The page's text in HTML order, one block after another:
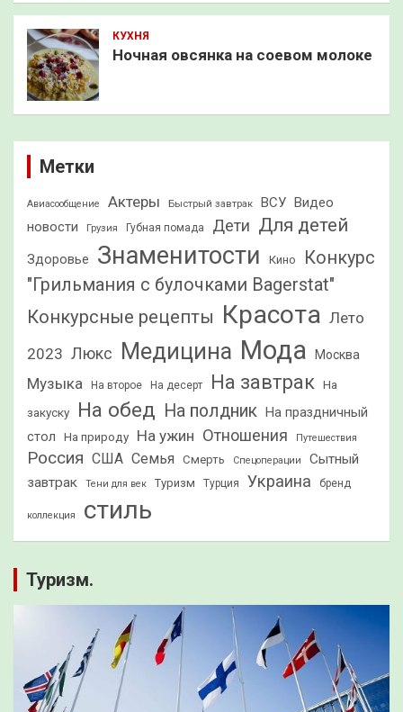
КУХНЯ
Ночная овсянка на соевом молоке
Метки
Авиасообщение Актеры Быстрый завтрак ВСУ
Видео
новости
Грузия Губная помада Дети Для детей
Здоровье Знаменитости Кино
Конкурс
"Грильмания с булочками Bagerstat"
Конкурсные рецепты Красота Лето
2023 Люкс Медицина Мода Москва
Музыка На второе На десерт На завтрак На
закуску На обед На полдник
На праздничный
стол
На природу На ужин Отношения Путешествия
Россия США Семья Смерть Спецоперации
Сытный
завтрак
Тени для век Туризм Турция Украина бренд
коллекция стиль
Туризм.